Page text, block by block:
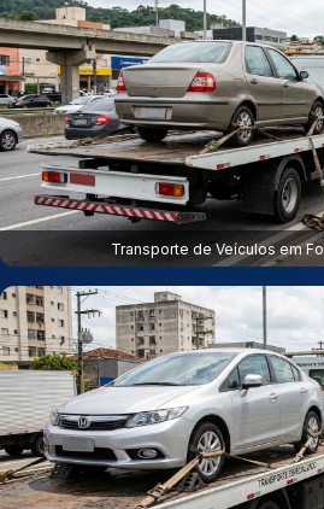
Transporte de Veículos em